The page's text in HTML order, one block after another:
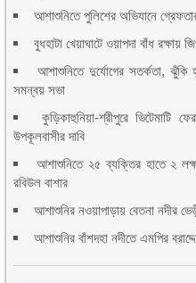
আশাশুনিতে পুলিশের অভিযানে
বুধহাটা খেয়াঘাটে ওয়াপদা বাঁধ
আশাশুনিতে দুর্যোগের সতর্কতা,
সমন্বয় সভা
কুড়িকাহুনিয়া-শ্রীপুরে ভিটেমাটি
উপকূলবাসীর দাবি
আশাশুনিতে ২৫ ব্যক্তির হাতে ২
রবিউল বাশার
আশাশুনির নওয়াপাড়ায় বেতনা নদীর
আশাশুনির বাঁশদহা নদীতে এমপির